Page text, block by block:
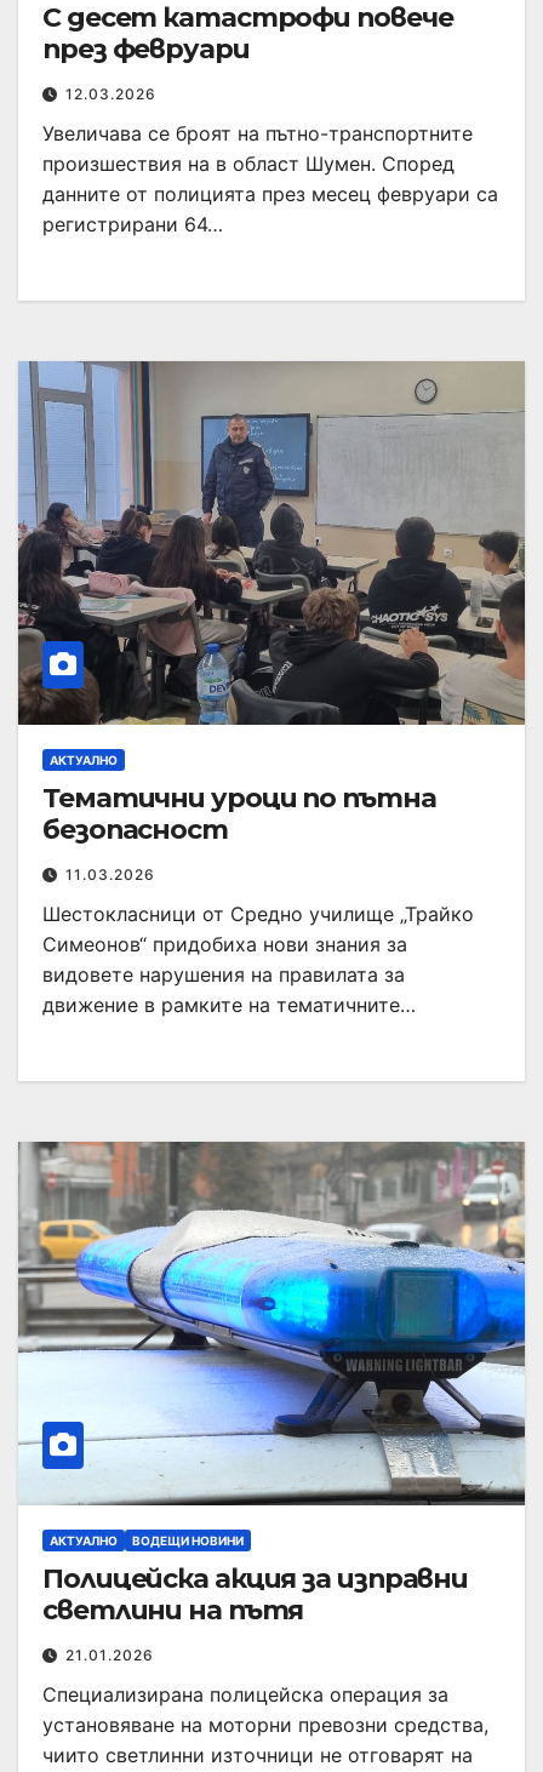
С десет катастрофи повече
през февруари
12.03.2026
Увеличава се броят на пътно-транспортните
произшествия на в област Шумен. Според
данните от полицията през месец февруари са
регистрирани 64…
АКТУАЛНО
Тематични уроци по пътна
безопасност
11.03.2026
Шестокласници от Средно училище „Трайко
Симеонов“ придобиха нови знания за
видовете нарушения на правилата за
движение в рамките на тематичните…
АКТУАЛНО ВОДЕЩИ НОВИНИ
Полицейска акция за изправни
светлини на пътя
21.01.2026
Специализирана полицейска операция за
установяване на моторни превозни средства,
чиито светлинни източници не отговарят на